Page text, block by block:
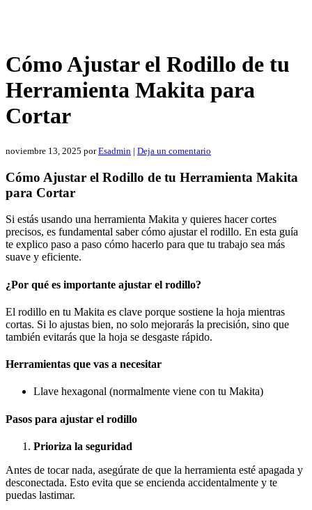
Cómo Ajustar el Rodillo de tu
Herramienta Makita para
Cortar
noviembre 13, 2025 porEsadmin | Deja un comentario
Cómo Ajustar el Rodillo de tu Herramienta Makita
para Cortar
Si estás usando una herramienta Makita y quieres hacer cortes
precisos, es fundamental saber cómo ajustar el rodillo. En esta guía
te explico paso a paso cómo hacerlo para que tu trabajo sea más
suave y eficiente.
¿Por qué es importante ajustar el rodillo?
El rodillo en tu Makita es clave porque sostiene la hoja mientras
cortas. Si lo ajustas bien, no solo mejorarás la precisión, sino que
también evitarás que la hoja se desgaste rápido.
Herramientas que vas a necesitar
Llave hexagonal (normalmente viene con tu Makita)
Pasos para ajustar el rodillo
Prioriza la seguridad
Antes de tocar nada, asegúrate de que la herramienta esté apagada y
desconectada. Esto evita que se encienda accidentalmente y te
puedas lastimar.